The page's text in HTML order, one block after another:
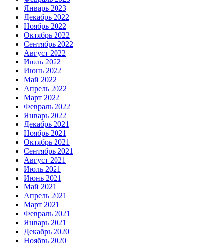
Январь 2023
Декабрь 2022
Ноябрь 2022
Октябрь 2022
Сентябрь 2022
Август 2022
Июль 2022
Июнь 2022
Май 2022
Апрель 2022
Март 2022
Февраль 2022
Январь 2022
Декабрь 2021
Ноябрь 2021
Октябрь 2021
Сентябрь 2021
Август 2021
Июль 2021
Июнь 2021
Май 2021
Апрель 2021
Март 2021
Февраль 2021
Январь 2021
Декабрь 2020
Ноябрь 2020